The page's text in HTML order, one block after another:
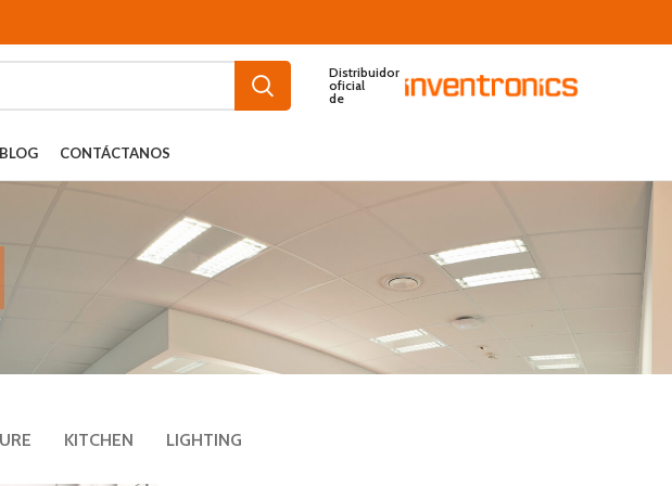
Distribuidor
oficial
de
BLOG CONTÁCTANOS
KITCHEN LIGHTING